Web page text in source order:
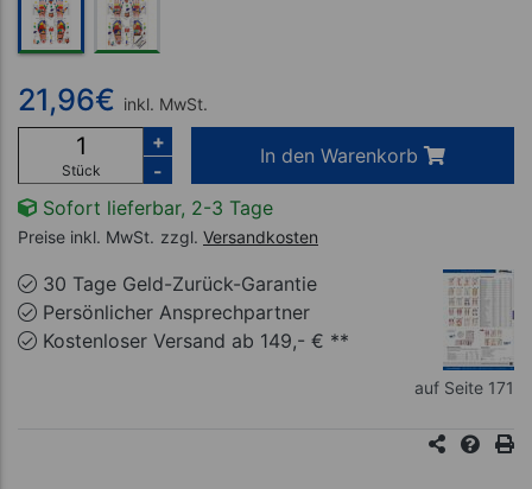
21,96€ inkl. MwSt.
Stück
+
-
In den Warenkorb
Sofort lieferbar, 2-3 Tage
Preise inkl. MwSt. zzgl. Versandkosten
30 Tage Geld-Zurück-Garantie
Persönlicher Ansprechpartner
Kostenloser Versand ab 149,- € **
auf Seite 171